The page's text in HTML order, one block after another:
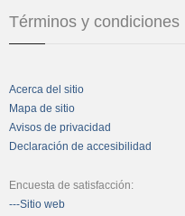
Términos y condiciones
Acerca del sitio
Mapa de sitio
Avisos de privacidad
Declaración de accesibilidad
Encuesta de satisfacción:
---Sitio web